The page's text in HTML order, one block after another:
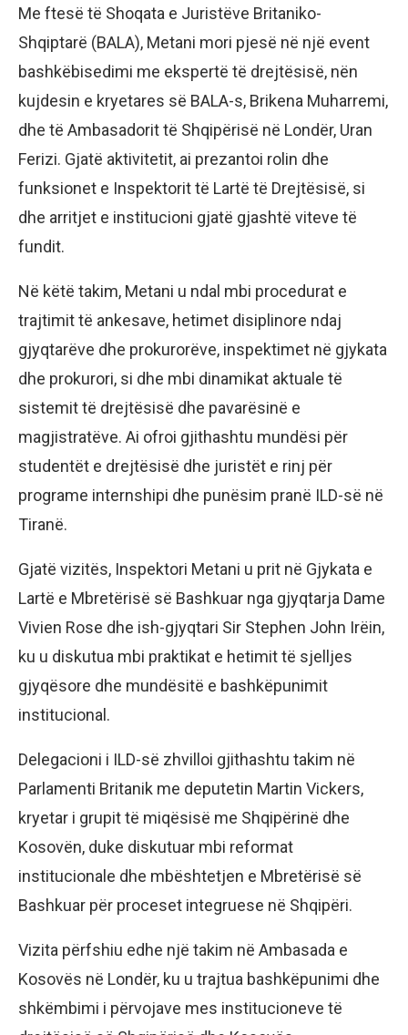
Me ftesë të Shoqata e Juristëve Britaniko-
Shqiptarë (BALA), Metani mori pjesë në një event
bashkëbisedimi me ekspertë të drejtësisë, nën
kujdesin e kryetares së BALA-s, Brikena Muharremi,
dhe të Ambasadorit të Shqipërisë në Londër, Uran
Ferizi. Gjatë aktivitetit, ai prezantoi rolin dhe
funksionet e Inspektorit të Lartë të Drejtësisë, si
dhe arritjet e institucioni gjatë gjashtë viteve të
fundit.
Në këtë takim, Metani u ndal mbi procedurat e
trajtimit të ankesave, hetimet disiplinore ndaj
gjyqtarëve dhe prokurorëve, inspektimet në gjykata
dhe prokurori, si dhe mbi dinamikat aktuale të
sistemit të drejtësisë dhe pavarësinë e
magjistratëve. Ai ofroi gjithashtu mundësi për
studentët e drejtësisë dhe juristët e rinj për
programe internshipi dhe punësim pranë ILD-së në
Tiranë.
Gjatë vizitës, Inspektori Metani u prit në Gjykata e
Lartë e Mbretërisë së Bashkuar nga gjyqtarja Dame
Vivien Rose dhe ish-gjyqtari Sir Stephen John Irëin,
ku u diskutua mbi praktikat e hetimit të sjelljes
gjyqësore dhe mundësitë e bashkëpunimit
institucional.
Delegacioni i ILD-së zhvilloi gjithashtu takim në
Parlamenti Britanik me deputetin Martin Vickers,
kryetar i grupit të miqësisë me Shqipërinë dhe
Kosovën, duke diskutuar mbi reformat
institucionale dhe mbështetjen e Mbretërisë së
Bashkuar për proceset integruese në Shqipëri.
Vizita përfshiu edhe një takim në Ambasada e
Kosovës në Londër, ku u trajtua bashkëpunimi dhe
shkëmbimi i përvojave mes institucioneve të